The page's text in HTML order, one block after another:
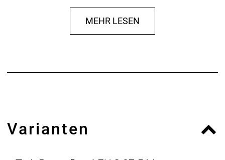
zur Arbeit, sondern auch im Gelände zuverlässig zur
Controller. Eine langlebige Shimano CUES 10-Gang-
Schaltung, zuverlässig zupackende hydraulische
MEHR LESEN
Varianten